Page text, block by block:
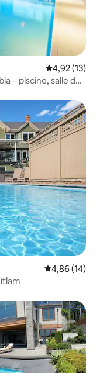
Évaluation
4,92 (13)
– piscine, salle de
Évaluation
4,86 (14)